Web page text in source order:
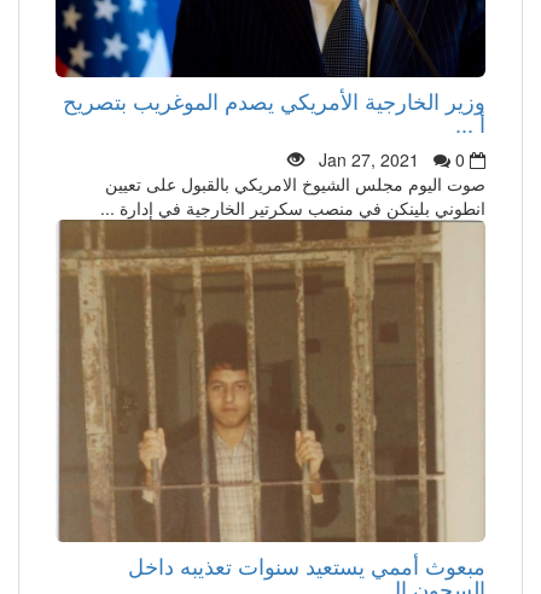
وزير الخارجية الأمريكي يصدم الموغريب بتصريح
أ ...
Jan 27, 2021
0
صوت اليوم مجلس الشيوخ الامريكي بالقبول على تعيين
انطوني بلينكن في منصب سكرتير الخارجية في إدارة ...
مبعوث أممي يستعيد سنوات تعذيبه داخل
السجون ال ...